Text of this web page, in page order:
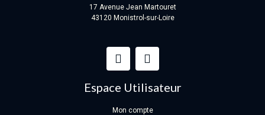
17 Avenue Jean Martouret
43120 Monistrol-sur-Loire
Espace Utilisateur
Mon compte